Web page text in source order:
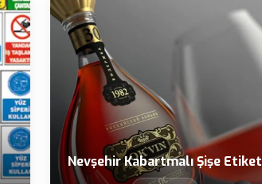
Nevşehir Kabartmalı Şişe Etiket